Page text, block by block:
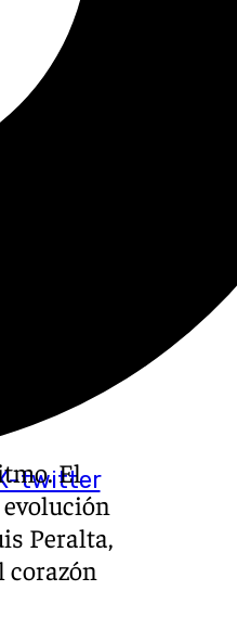
twitter
El
Peralta,
corazón